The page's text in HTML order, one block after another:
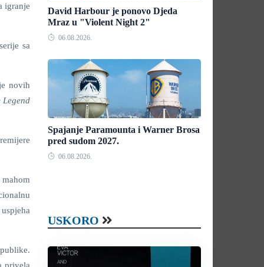
igranje
sa
novih
Legend
privela
David Harbour je ponovo Djeda
Mraz u "Violent Night 2"
06.08.2026.
Spajanje Paramounta i Warner Brosa
pred sudom 2027.
06.08.2026.
USKORO